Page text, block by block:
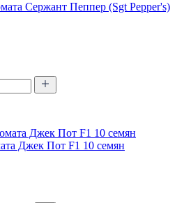
Сержант Пеппер (Sgt Pepper's)
Джек Пот F1 10 семян